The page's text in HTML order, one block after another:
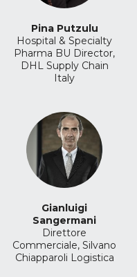
Pina Putzulu
Hospital & Specialty
Pharma BU Director,
DHL Supply Chain
Italy
Gianluigi
Sangermani
Direttore
Commerciale, Silvano
Chiapparoli Logistica